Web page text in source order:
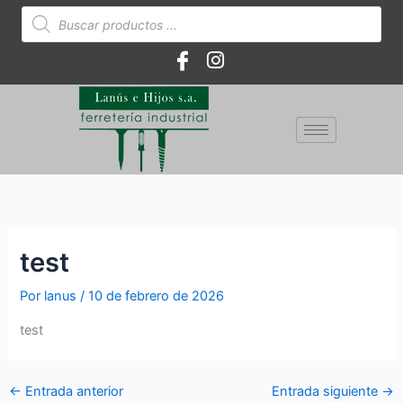
Búsqueda
de
productos
test
Por lanus/10 de febrero de 2026
test
← Entrada anterior Entrada siguiente →